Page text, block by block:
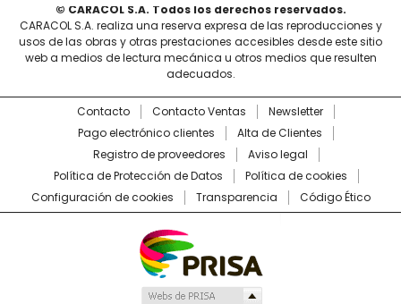
© CARACOL S.A. Todos los derechos reservados.
CARACOL S.A. realiza una reserva expresa de las reproducciones y
usos de las obras y otras prestaciones accesibles desde este sitio
web a medios de lectura mecánica u otros medios que resulten
adecuados.
Contacto Contacto Ventas
Newsletter
Pago electrónico clientes
Alta de Clientes
Registro de proveedores
Aviso legal
Política de Protección de Datos
Política de cookies
Configuración de cookies
Transparencia Código Ético